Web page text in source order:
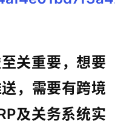
关重要，想要
，需要有跨境
及关务系统实